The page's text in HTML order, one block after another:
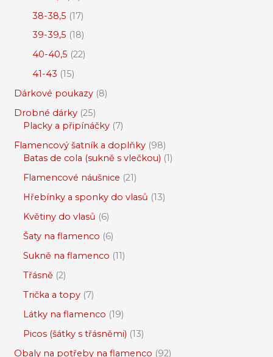
38-38,5 17
39-39,5 18
40-40,5 22
41-43 15
Dárkové poukazy 8
Drobné dárky 25
Placky a připínáčky 7
Flamencový šatník a doplňky 98
Batas de cola (sukně s vlečkou) 1
Flamencové náušnice 21
Hřebínky a sponky do vlasů 13
Květiny do vlasů 6
Šaty na flamenco 6
Sukně na flamenco 11
Třásně 2
Trička a topy 7
Látky na flamenco 19
Picos (šátky s třásněmi) 13
Obaly na potřeby na flamenco 92